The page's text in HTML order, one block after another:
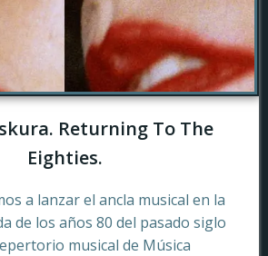
Returning To The
Eighties.
a lanzar el ancla musical en la
de los años 80 del pasado siglo
musical de Música